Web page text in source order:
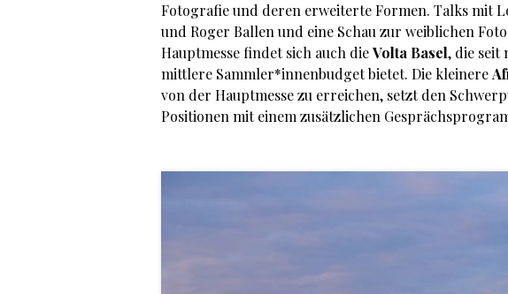
Fotografie und deren erweiterte Formen. Talks mit
und Roger Ballen und eine Schau zur weiblichen
Hauptmesse findet sich auch dieVolta Basel, die seit
mittlere Sammler*innenbudget bietet. Die kleinere
von der Hauptmesse zu erreichen, setzt den
Positionen mit einem zusätzlichen